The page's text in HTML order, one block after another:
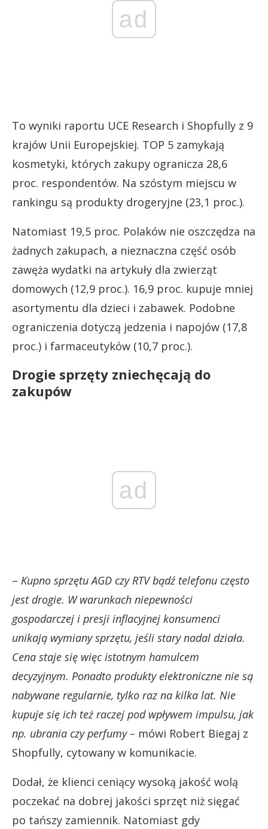
ad
To wyniki raportu UCE Research i Shopfully z 9
krajów Unii Europejskiej. TOP 5 zamykają
kosmetyki, których zakupy ogranicza 28,6
proc. respondentów. Na szóstym miejscu w
rankingu są produkty drogeryjne (23,1 proc.).
Natomiast 19,5 proc. Polaków nie oszczędza na
żadnych zakupach, a nieznaczna część osób
zawęża wydatki na artykuły dla zwierząt
domowych (12,9 proc.). 16,9 proc. kupuje mniej
asortymentu dla dzieci i zabawek. Podobne
ograniczenia dotyczą jedzenia i napojów (17,8
proc.) i farmaceutyków (10,7 proc.).
Drogie sprzęty zniechęcają do
zakupów
ad
– Kupno sprzętu AGD czy RTV bądź telefonu często
jest drogie. W warunkach niepewności
gospodarczej i presji inflacyjnej konsumenci
unikają wymiany sprzętu, jeśli stary nadal działa.
Cena staje się więc istotnym hamulcem
decyzyjnym. Ponadto produkty elektroniczne nie są
nabywane regularnie, tylko raz na kilka lat. Nie
kupuje się ich też raczej pod wpływem impulsu, jak
np. ubrania czy perfumy – mówi Robert Biegaj z
Shopfully, cytowany w komunikacie.
Dodał, że klienci ceniący wysoką jakość wolą
poczekać na dobrej jakości sprzęt niż sięgać
po tańszy zamiennik. Natomiast gdy